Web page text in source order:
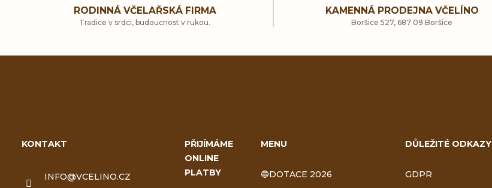
á
p
r
RODINNÁ VČELAŘSKÁ FIRMA
Tradice v srdci, budoucnost v rukou.
KAMENNÁ PRODEJNA VČELÍNO
Boršice 527, 687 09 Boršice
KONTAKT
INFO@VCELINO.CZ
PŘIJÍMÁME
ONLINE
PLATBY
MENU
🔵DOTACE 2026
DŮLEŽITÉ ODKAZY
GDPR